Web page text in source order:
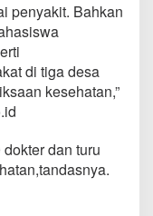
e
l
a
r
P
e
n
o
b
a
penyakit. Bahkan
di tiga desa
kesehatan,”
dan turu